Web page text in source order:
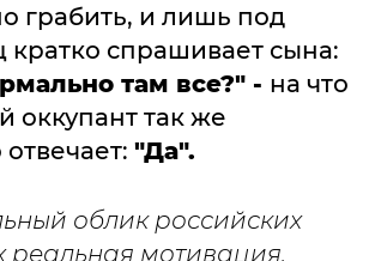
грабить, и лишь под
кратко спрашивает сына:
там все?" - на что
оккупант так же
"Да".
облик российских
реальная мотивация.